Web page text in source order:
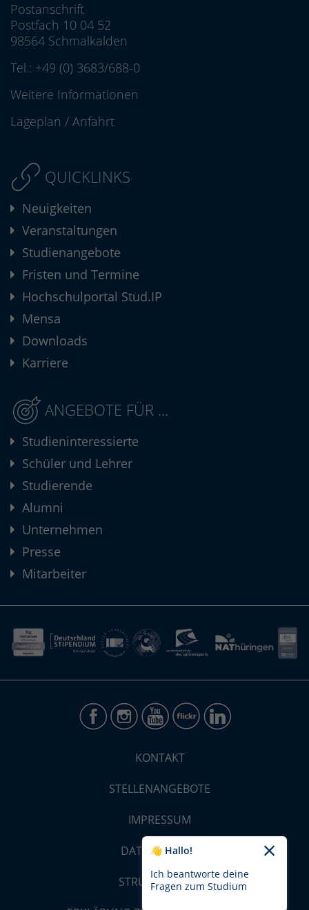
Postanschrift
Postfach 10 04 52
98564 Schmalkalden
Tel.: +49 (0) 3683/688-0
Weitere Informationen
Lageplan / Anfahrt
QUICKLINKS
Neuigkeiten
Veranstaltungen
Studienangebote
Fristen und Termine
Hochschulportal Stud.IP
Mensa
Downloads
Karriere
ANGEBOTE FÜR ...
Studieninteressierte
Schüler und Lehrer
Studierende
Alumni
Unternehmen
Presse
Mitarbeiter
KONTAKT
STELLENANGEBOTE
IMPRESSUM
DATENSCHUTZ
STRUKTUR-MAP
👋 Hallo!
Ich beantworte deine
Fragen zum Studium